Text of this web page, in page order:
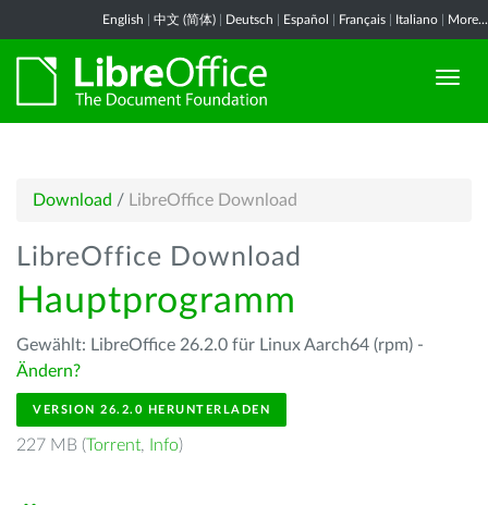
English 中文 (简体) Deutsch Español Français Italiano More...
Download / LibreOffice Download
LibreOffice Download
Hauptprogramm
Gewählt: LibreOffice 26.2.0 für Linux Aarch64 (rpm) -
Ändern?
VERSION 26.2.0 HERUNTERLADEN
227 MB (Torrent, Info)